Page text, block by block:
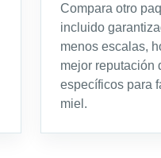
Compara otro
incluido
menos escalas,
mejor reputación
específicos para
miel.